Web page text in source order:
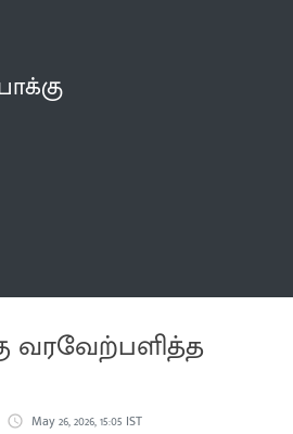
வரவேற்பளித்த
May 26, 2026, 15:05 IST